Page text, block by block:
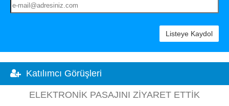
Listeye Kaydol
Katılımcı Görüşleri
ELEKTRONIK PASAJINI ZIYARET ETTIK